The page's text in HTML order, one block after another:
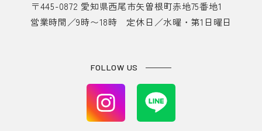
〒445-0872 愛知県西尾市矢曽根町赤地75番地1
営業時間／9時〜18時 定休日／水曜・第1日曜日
FOLLOW US